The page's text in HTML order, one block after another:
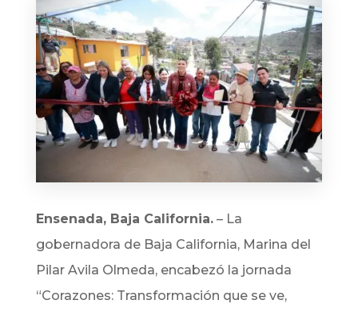
Ensenada, Baja California.– La
gobernadora de Baja California, Marina del
Pilar Avila Olmeda, encabezó la jornada
“Corazones: Transformación que se ve,